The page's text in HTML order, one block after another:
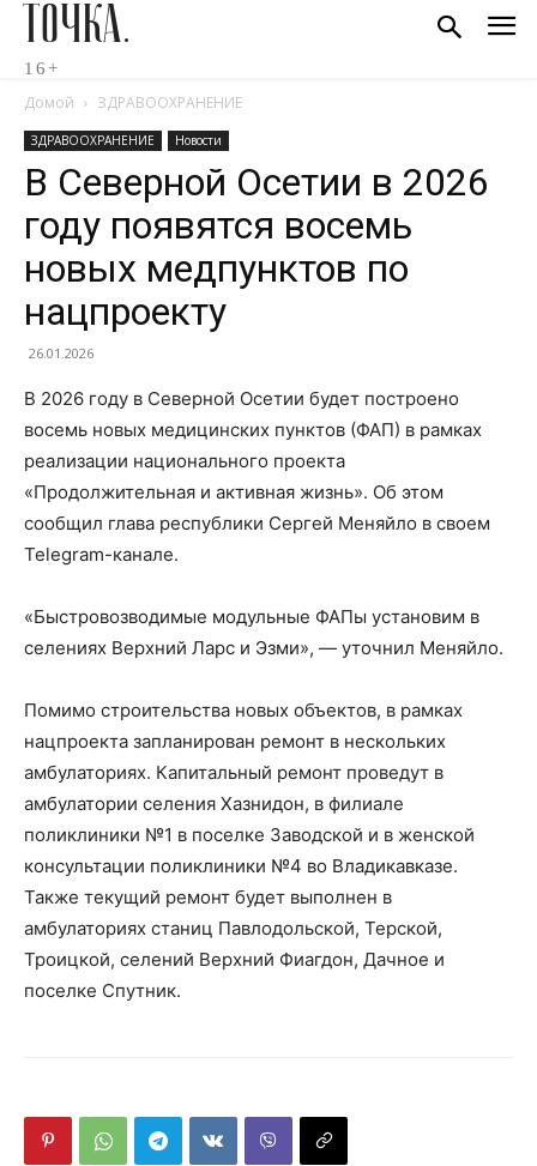
ТОЧКА.
16+
Домой ЗДРАВООХРАНЕНИЕ
ЗДРАВООХРАНЕНИЕ Новости
В Северной Осетии в 2026
году появятся восемь
новых медпунктов по
нацпроекту
26.01.2026
В 2026 году в Северной Осетии будет построено
восемь новых медицинских пунктов (ФАП) в рамках
реализации национального проекта
«Продолжительная и активная жизнь». Об этом
сообщил глава республики Сергей Меняйло в своем
Telegram-канале.
«Быстровозводимые модульные ФАПы установим в
селениях Верхний Ларс и Эзми», — уточнил Меняйло.
Помимо строительства новых объектов, в рамках
нацпроекта запланирован ремонт в нескольких
амбулаториях. Капитальный ремонт проведут в
амбулатории селения Хазнидон, в филиале
поликлиники №1 в поселке Заводской и в женской
консультации поликлиники №4 во Владикавказе.
Также текущий ремонт будет выполнен в
амбулаториях станиц Павлодольской, Терской,
Троицкой, селений Верхний Фиагдон, Дачное и
поселке Спутник.